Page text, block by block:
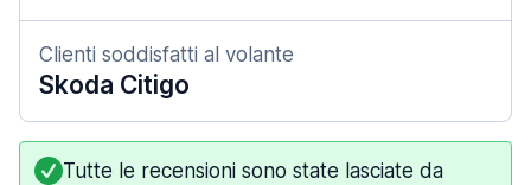
Clienti soddisfatti al volante
Skoda Citigo
Tutte le recensioni sono state lasciate da